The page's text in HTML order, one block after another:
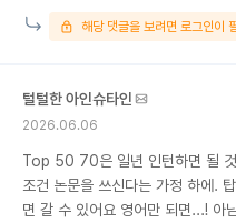
해당 댓글을 보려면 로그인이
털털한 아인슈타인
2026.06.06
Top 50 70은 일년 인턴하면 될
조건 논문을 쓰신다는 가정 하에.
면 갈 수 있어요 영어만 되면...! 아